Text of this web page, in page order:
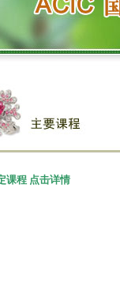
课程 点击详情